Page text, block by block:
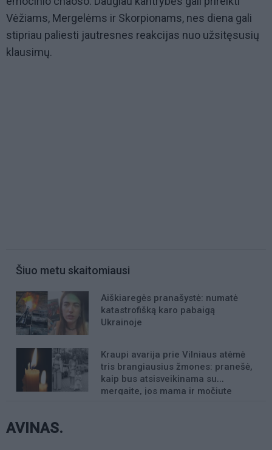
Vėžiams, Mergelėms ir Skorpionams, nes diena gali
stipriau paliesti jautresnes reakcijas nuo užsitęsusių
klausimų.
Šiuo metu skaitomiausi
Aiškiaregės pranašystė: numatė
katastrofišką karo pabaigą
Ukrainoje
Kraupi avarija prie Vilniaus atėmė
tris brangiausius žmones: pranešė,
kaip bus atsisveikinama su
mergaite, jos mama ir močiute
AVINAS.